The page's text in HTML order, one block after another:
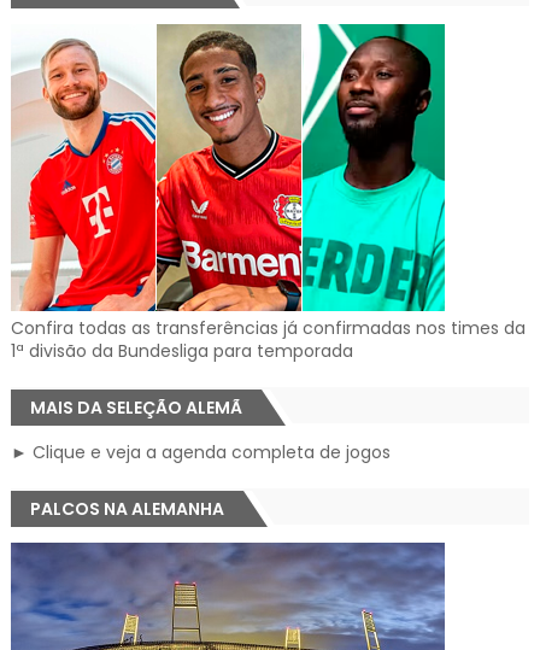
Confira todas as transferências já confirmadas nos times da
1ª divisão da Bundesliga para temporada
MAIS DA SELEÇÃO ALEMÃ
► Clique e veja a agenda completa de jogos
PALCOS NA ALEMANHA